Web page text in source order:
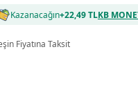
Kazanacağın+22,49 TLKB
Fiyatına Taksit